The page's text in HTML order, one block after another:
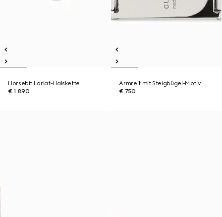
Horsebit Lariat-Halskette
€ 1.890
Armreif mit Steigbügel-Motiv
€ 750